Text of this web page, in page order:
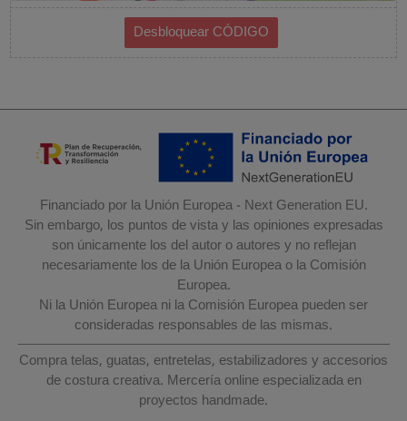
Financiado por la Unión Europea - Next Generation EU.
Sin embargo, los puntos de vista y las opiniones expresadas
son únicamente los del autor o autores y no reflejan
necesariamente los de la Unión Europea o la Comisión
Europea.
Ni la Unión Europea ni la Comisión Europea pueden ser
consideradas responsables de las mismas.
Compra telas, guatas, entretelas, estabilizadores y accesorios
de costura creativa. Mercería online especializada en
proyectos handmade.